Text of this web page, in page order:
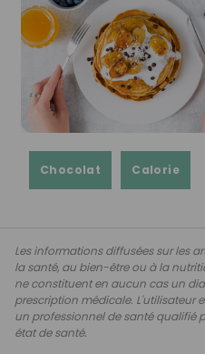
Chocolat Calorie
Les informations diffusées sur les
la santé, au bien-être ou à la
ne constituent en aucun cas un
prescription médicale. L'utilisateur
un professionnel de santé qualifié
état de santé.